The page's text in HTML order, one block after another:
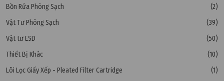
Bồn Rửa Phòng Sạch
(2)
Vật Tư Phòng Sạch
(39)
Vật tư ESD
(50)
Thiết Bị Khác
(10)
Lõi Lọc Giấy Xếp - Pleated Filter Cartridge
(1)